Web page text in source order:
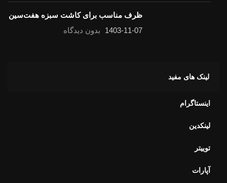
ظرف مناسب برای کاشت سبزه هفت‌سین
1403-11-07
بدون دیدگاه
لینک های مفید
اینستاگرام
لینکدین
توییتر
آپارات